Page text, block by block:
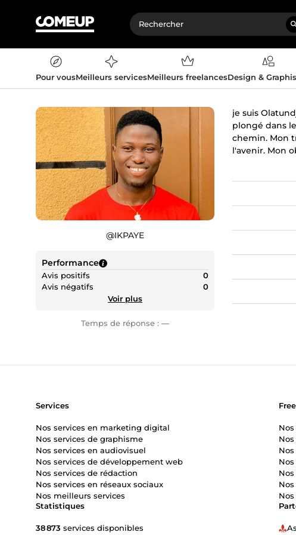
Pour vousMeilleurs servicesMeilleurs freelancesDesign &
@IKPAYE
Performance
Avis positifs
0
Avis négatifs
0
Voir plus
Temps de réponse : —
je suis
plongé dans
chemin. Mon
l'avenir. Mon
Statistiques
38 873 services disponibles
Services
Nos services en marketing digital
Nos services de graphisme
Nos services en audiovisuel
Nos services de développement web
Nos services de rédaction
Nos services en réseaux sociaux
Nos meilleurs services